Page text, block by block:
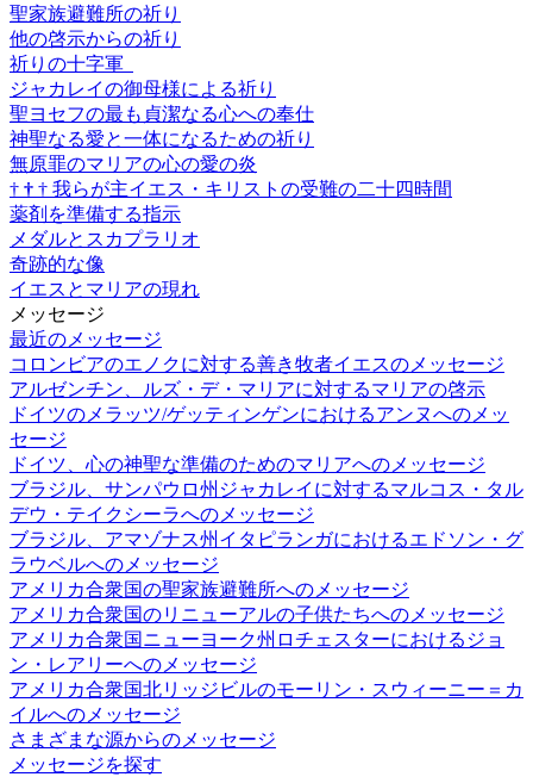
聖家族避難所の祈り
他の啓示からの祈り
祈りの十字軍
ジャカレイの御母様による祈り
聖ヨセフの最も貞潔なる心への奉仕
神聖なる愛と一体になるための祈り
無原罪のマリアの心の愛の炎
† † † 我らが主イエス・キリストの受難の二十四時間
薬剤を準備する指示
メダルとスカプラリオ
奇跡的な像
イエスとマリアの現れ
メッセージ
最近のメッセージ
コロンビアのエノクに対する善き牧者イエスのメッセージ
アルゼンチン、ルズ・デ・マリアに対するマリアの啓示
ドイツのメラッツ/ゲッティンゲンにおけるアンヌへのメッ
セージ
ドイツ、心の神聖な準備のためのマリアへのメッセージ
ブラジル、サンパウロ州ジャカレイに対するマルコス・タル
デウ・テイクシーラへのメッセージ
ブラジル、アマゾナス州イタピランガにおけるエドソン・グ
ラウベルへのメッセージ
アメリカ合衆国の聖家族避難所へのメッセージ
アメリカ合衆国のリニューアルの子供たちへのメッセージ
アメリカ合衆国ニューヨーク州ロチェスターにおけるジョ
ン・レアリーへのメッセージ
アメリカ合衆国北リッジビルのモーリン・スウィーニー＝カ
イルへのメッセージ
さまざまな源からのメッセージ
メッセージを探す